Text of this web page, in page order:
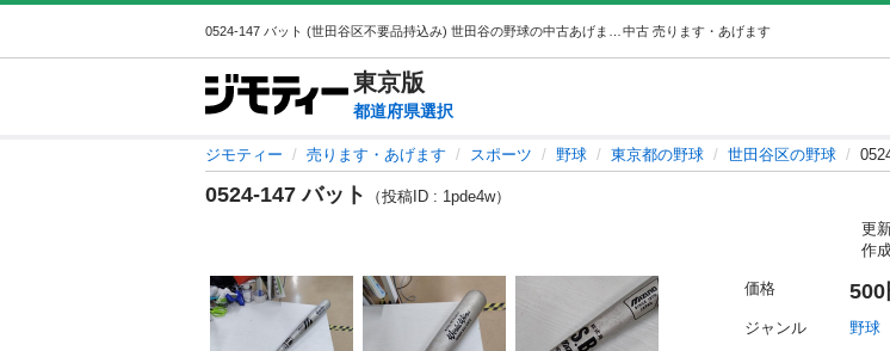
中古 売ります・あげます
東京版
都道府県選択
ジモティー 売ります・あげます スポーツ 野球 東京都の野球 世田谷区の野球
0524-147 バット
（投稿ID : 1pde4w）
更
作
価格 500
ジャンル
野球